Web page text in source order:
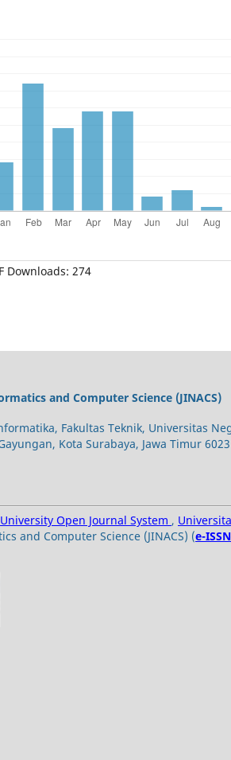
Downloads: 274
and Computer Science (JINACS)
Fakultas Teknik, Universitas
Kota Surabaya, Jawa Timur
University Open Journal System ,
and Computer Science (JINACS) (e-